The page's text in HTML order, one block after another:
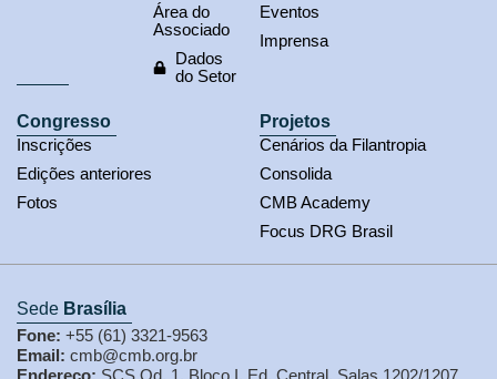
Área do
Associado
Dados
do Setor
Eventos
Imprensa
Congresso
Inscrições
Edições anteriores
Fotos
Projetos
Cenários da Filantropia
Consolida
CMB Academy
Focus DRG Brasil
Sede Brasília
Fone: +55 (61) 3321-9563
Email: cmb@cmb.org.br